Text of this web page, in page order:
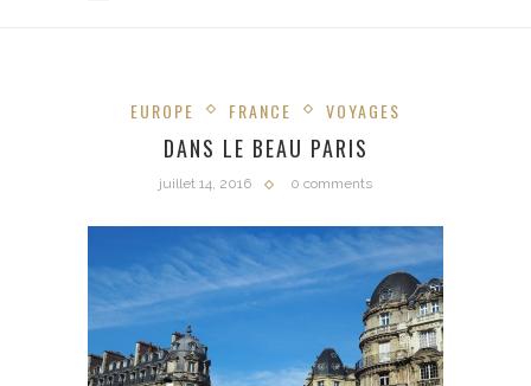
EUROPE FRANCE VOYAGES
DANS LE BEAU PARIS
juillet 14, 2016 0 comments